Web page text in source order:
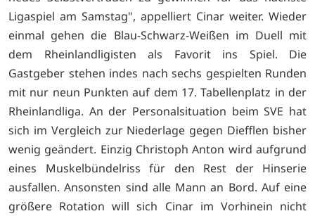
Ligaspiel am Samstag", appelliert Cinar weiter. Wieder
einmal gehen die Blau-Schwarz-Weißen im Duell mit
dem Rheinlandligisten als Favorit ins Spiel. Die
Gastgeber stehen indes nach sechs gespielten Runden
mit nur neun Punkten auf dem 17. Tabellenplatz in der
Rheinlandliga. An der Personalsituation beim SVE hat
sich im Vergleich zur Niederlage gegen Diefflen bisher
wenig geändert. Einzig Christoph Anton wird aufgrund
eines Muskelbündelriss für den Rest der Hinserie
ausfallen. Ansonsten sind alle Mann an Bord. Auf eine
größere Rotation will sich Cinar im Vorhinein nicht